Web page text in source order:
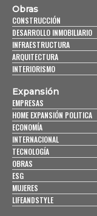
Obras
CONSTRUCCIÓN
DESARROLLO INMOBILIARIO
INFRAESTRUCTURA
ARQUITECTURA
INTERIORISMO
Expansión
EMPRESAS
HOME EXPANSIÓN POLITICA
ECONOMÍA
INTERNACIONAL
TECNOLOGÍA
OBRAS
ESG
MUJERES
LIFEANDSTYLE